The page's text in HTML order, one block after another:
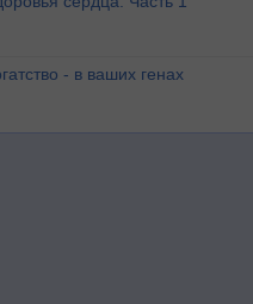
- в ваших генах